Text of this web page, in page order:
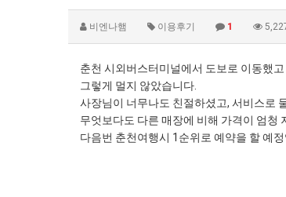
비엔나햄 이용후기 1
춘천 시외버스터미널에서 도보로 이동했고
그렇게 멀지 않았습니다.
사장님이 너무나도 친절하셨고, 서비스로
무엇보다도 다른 매장에 비해 가격이 엄청
다음번 춘천여행시 1순위로 예약을 할 예